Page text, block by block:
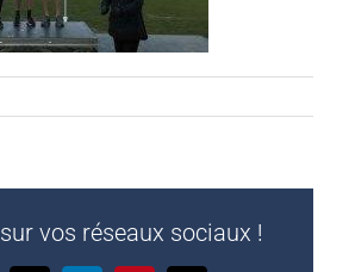
vos réseaux sociaux !